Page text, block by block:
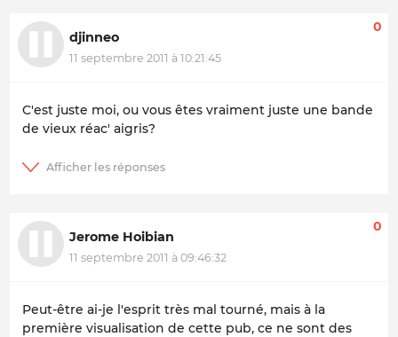
djinneo
11 septembre 2011 à 10:21:45
0
C'est juste moi, ou vous êtes vraiment juste une bande
de vieux réac' aigris?
Jerome Hoibian
11 septembre 2011 à 09:46:32
0
Peut-être ai-je l'esprit très mal tourné, mais à la
première visualisation de cette pub, ce ne sont des